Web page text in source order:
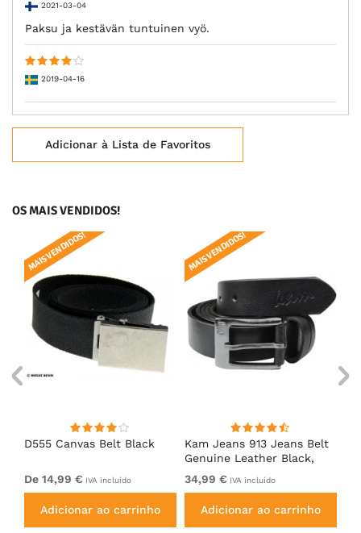
2021-03-04
Paksu ja kestävän tuntuinen vyö.
2019-04-16
Adicionar à Lista de Favoritos
OS MAIS VENDIDOS!
D555 Canvas Belt Black
MAIS VENDIDOS!
De 14,99 € IVA incluído
Adicionar ao carrinho
Kam Jeans 913 Jeans Belt
Genuine Leather Black,
3,5cm
MAIS VENDIDOS!
34,99 € IVA incluído
Adicionar ao carrinho